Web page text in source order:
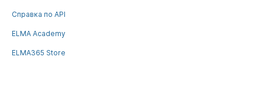
Справка по API
ELMA Academy
ELMA365 Store